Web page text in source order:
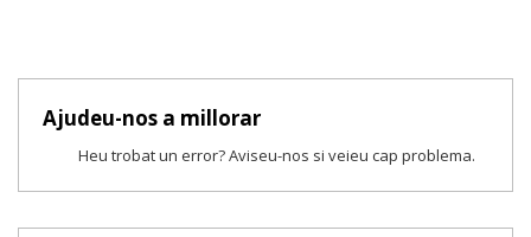
Ajudeu-nos a millorar
Heu trobat un error? Aviseu-nos si veieu cap problema.